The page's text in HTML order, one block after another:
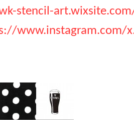
stencil-
www.instagram.com/